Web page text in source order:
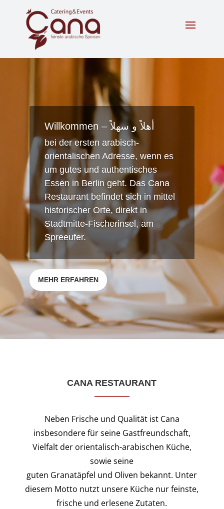
Willkommen – أهلاً و سهلاً
bei der ersten arabisch-
orientalischen Adresse, wenn es
um gutes und authentisches
Essen in Berlin geht. Das Cana
Restaurant befindet sich in mittel
historischer Orte, direkt in
Stadtmitte-Fischerinsel, am
Spreeufer.
MEHR ERFAHREN
CANA RESTAURANT
Neben Frische und Qualität ist Cana
insbesondere für seine Gastfreundschaft,
Vielfalt der orientalisch-arabischen Küche,
sowie seine
guten Granatäpfel und Oliven bekannt. Unter
diesem Motto nutzt unsere Küche nur feinste,
frische und erlesene Zutaten.